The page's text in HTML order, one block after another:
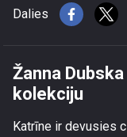
Dalies
Žanna
kolekciju
Katrīne ir devusies